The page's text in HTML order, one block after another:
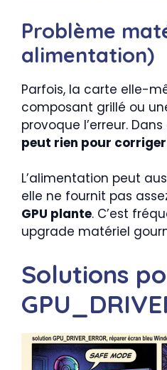
Problème
alimentation)
Parfois, la carte elle-
composant grillé ou
provoque l’erreur.
peut rien pour
L’alimentation peut
elle ne fournit pas
GPU plante. C’est
upgrade matériel
Solutions